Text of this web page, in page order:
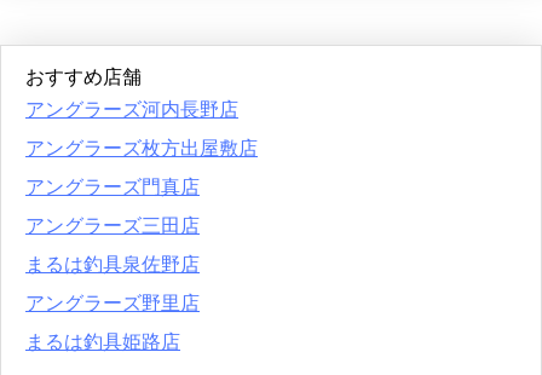
おすすめ店舗
アングラーズ河内長野店
アングラーズ枚方出屋敷店
アングラーズ門真店
アングラーズ三田店
まるは釣具泉佐野店
アングラーズ野里店
まるは釣具姫路店